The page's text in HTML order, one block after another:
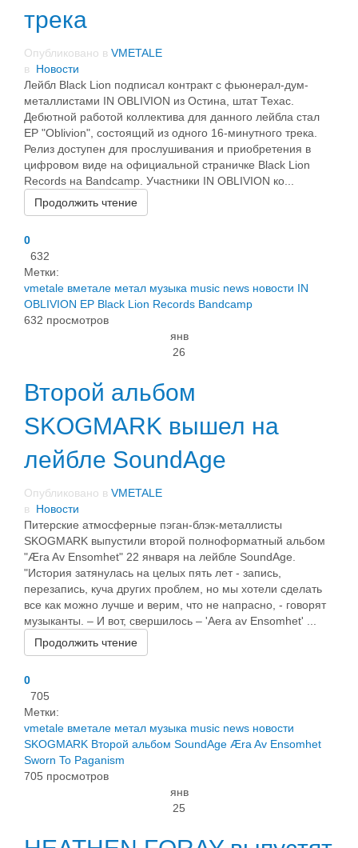
трека
Опубликовано в VMETALE
в Новости
Лейбл Black Lion подписал контракт с фьюнерал-дум-
металлистами IN OBLIVION из Остина, штат Техас.
Дебютной работой коллектива для данного лейбла стал
EP "Oblivion", состоящий из одного 16-минутного трека.
Релиз доступен для прослушивания и приобретения в
цифровом виде на официальной страничке Black Lion
Records на Bandcamp. Участники IN OBLIVION ко...
Продолжить чтение
0
632
Метки:
vmetale вметале метал музыка music news новости IN
OBLIVION EP Black Lion Records Bandcamp
632 просмотров
янв
26
Второй альбом
SKOGMARK вышел на
лейбле SoundAge
Опубликовано в VMETALE
в Новости
Питерские атмосферные пэган-блэк-металлисты
SKOGMARK выпустили второй полноформатный альбом
"Æra Av Ensomhet" 22 января на лейбле SoundAge.
"История затянулась на целых пять лет - запись,
перезапись, куча других проблем, но мы хотели сделать
все как можно лучше и верим, что не напрасно, - говорят
музыканты. – И вот, свершилось – 'Aera av Ensomhet' ...
Продолжить чтение
0
705
Метки:
vmetale вметале метал музыка music news новости
SKOGMARK Второй альбом SoundAge Æra Av Ensomhet
Sworn To Paganism
705 просмотров
янв
25